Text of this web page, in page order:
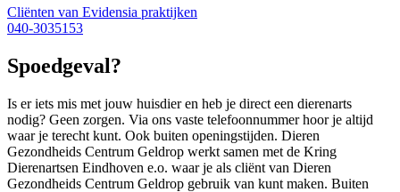
Cliënten van Evidensia praktijken
040-3035153
Spoedgeval?
Is er iets mis met jouw huisdier en heb je direct een dierenarts
nodig? Geen zorgen. Via ons vaste telefoonnummer hoor je altijd
waar je terecht kunt. Ook buiten openingstijden. Dieren
Gezondheids Centrum Geldrop werkt samen met de Kring
Dierenartsen Eindhoven e.o. waar je als cliënt van Dieren
Gezondheids Centrum Geldrop gebruik van kunt maken. Buiten